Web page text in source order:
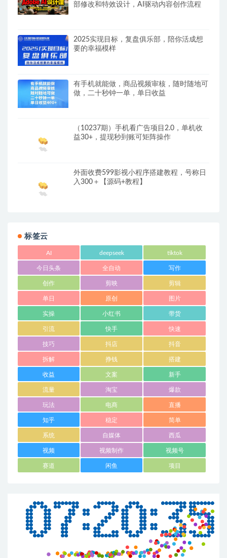
部修改和特效设计，AI驱动内容创作流程
2025实现目标，复盘俱乐部，陪你活成想
要的幸福模样
有手机就能做，商品视频审核，随时随地可
做，二十秒钟一单，单日收益
（10237期）手机看广告项目2.0，单机收
益30+，提现秒到账可矩阵操作
外面收费599影视小程序搭建教程，号称日
入300＋【源码+教程】
标签云
AI deepseek tiktok
今日头条 全自动 写作
创作 剪映 剪辑
单日 原创 图片
实操 小红书 带货
引流 快手 快速
技巧 抖店 抖音
拆解 挣钱 搭建
收益 文案 新手
流量 淘宝 爆款
玩法 电商 直播
知乎 稳定 简单
系统 自媒体 西瓜
视频 视频制作 视频号
赛道 闲鱼 项目